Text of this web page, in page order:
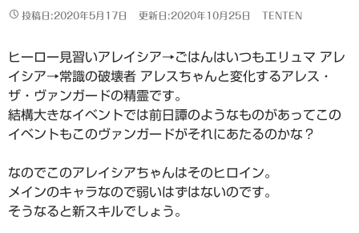
投稿日:2020年5月17日 更新日:2020年10月25日 TENTEN
ヒーロー見習いアレイシア→ごはんはいつもエリュマ アレ
イシア→常識の破壊者 アレスちゃんと変化するアレス・
ザ・ヴァンガードの精霊です。
結構大きなイベントでは前日譚のようなものがあってこの
イベントもこのヴァンガードがそれにあたるのかな？
なのでこのアレイシアちゃんはそのヒロイン。
メインのキャラなので弱いはずはないのです。
そうなると新スキルでしょう。